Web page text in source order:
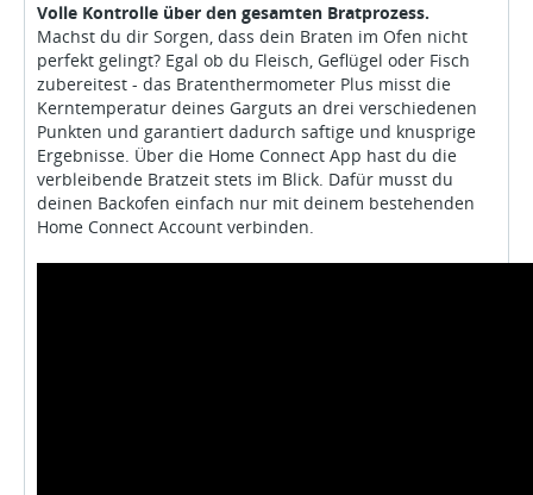
Volle Kontrolle über den gesamten Bratprozess.
Machst du dir Sorgen, dass dein Braten im Ofen nicht
perfekt gelingt? Egal ob du Fleisch, Geflügel oder Fisch
zubereitest - das Bratenthermometer Plus misst die
Kerntemperatur deines Garguts an drei verschiedenen
Punkten und garantiert dadurch saftige und knusprige
Ergebnisse. Über die Home Connect App hast du die
verbleibende Bratzeit stets im Blick. Dafür musst du
deinen Backofen einfach nur mit deinem bestehenden
Home Connect Account verbinden.